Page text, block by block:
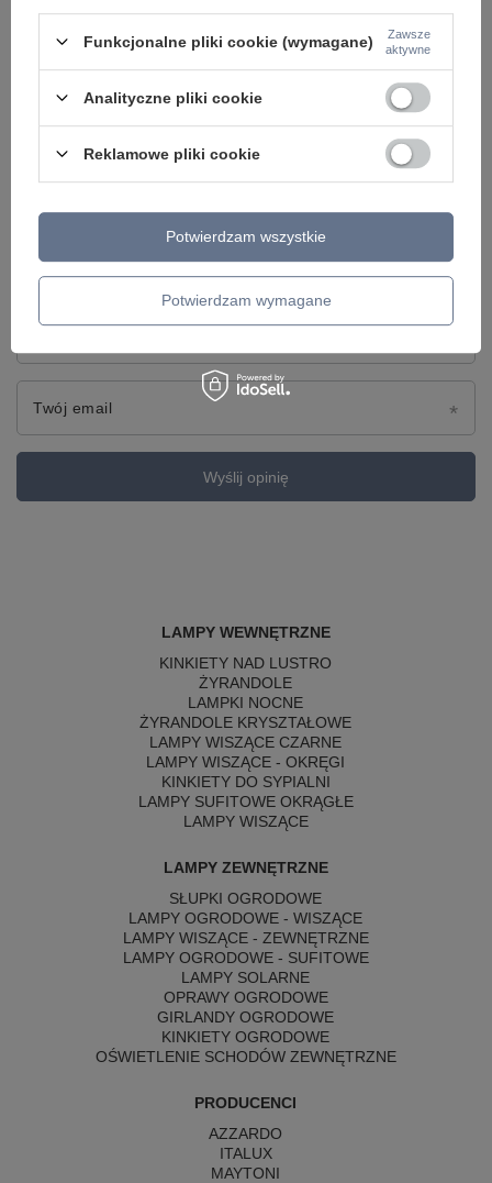
5/5
Treść twojej opinii
Twój email
Wyślij opinię
LAMPY WEWNĘTRZNE
KINKIETY NAD LUSTRO
ŻYRANDOLE
LAMPKI NOCNE
ŻYRANDOLE KRYSZTAŁOWE
LAMPY WISZĄCE CZARNE
LAMPY WISZĄCE - OKRĘGI
KINKIETY DO SYPIALNI
LAMPY SUFITOWE OKRĄGŁE
LAMPY WISZĄCE
LAMPY ZEWNĘTRZNE
SŁUPKI OGRODOWE
LAMPY OGRODOWE - WISZĄCE
LAMPY WISZĄCE - ZEWNĘTRZNE
LAMPY OGRODOWE - SUFITOWE
LAMPY SOLARNE
OPRAWY OGRODOWE
GIRLANDY OGRODOWE
KINKIETY OGRODOWE
OŚWIETLENIE SCHODÓW ZEWNĘTRZNE
PRODUCENCI
AZZARDO
ITALUX
MAYTONI
Funkcjonalne pliki cookie (wymagane)
Zawsze
aktywne
Analityczne pliki cookie
Reklamowe pliki cookie
Potwierdzam wymagane
Potwierdzam wszystkie